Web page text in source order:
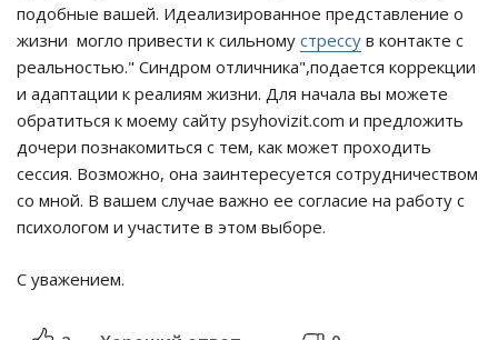
подобные вашей. Идеализированное представление о
жизни могло привести к сильному стрессу в контакте с
реальностью." Синдром отличника",подается коррекции
и адаптации к реалиям жизни. Для начала вы можете
обратиться к моему сайту psyhovizit.com и предложить
дочери познакомиться с тем, как может проходить
сессия. Возможно, она заинтересуется сотрудничеством
со мной. В вашем случае важно ее согласие на работу с
психологом и участите в этом выборе.
С уважением.